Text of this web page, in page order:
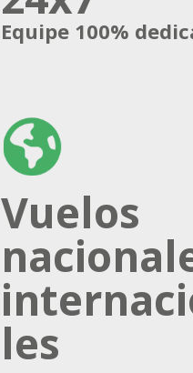
Equipe 100%
Vuelos
les